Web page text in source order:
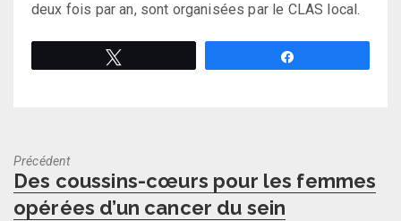
deux fois par an, sont organisées par le CLAS local.
Précédent
Previous
post:
Des coussins-cœurs pour les femmes
opérées d’un cancer du sein